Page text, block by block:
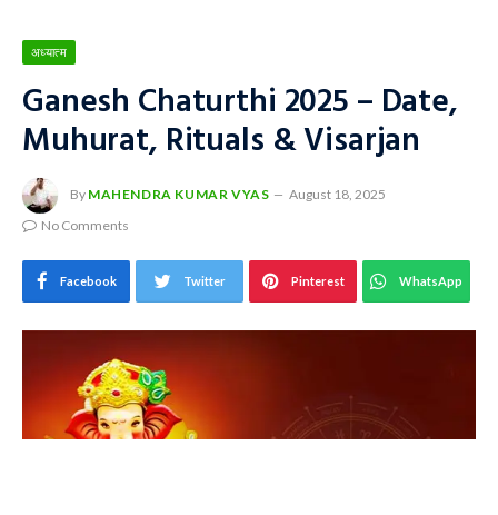
अध्यात्म
Ganesh Chaturthi 2025 – Date,
Muhurat, Rituals & Visarjan
By MAHENDRA KUMAR VYAS
August 18, 2025
No Comments
Facebook Twitter Pinterest WhatsApp